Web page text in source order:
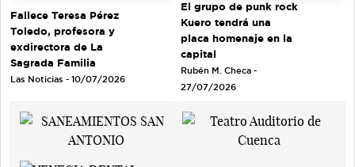
Fallece Teresa Pérez
Toledo, profesora y
exdirectora de La
Sagrada Familia
Las Noticias - 10/07/2026
El grupo de punk rock
Kuero tendrá una
placa homenaje en la
capital
Rubén M. Checa -
27/07/2026